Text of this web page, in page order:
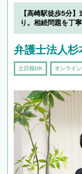
【高崎駅徒歩5分
り。相続問題を丁
弁護士法人
土日祝OK オンライ